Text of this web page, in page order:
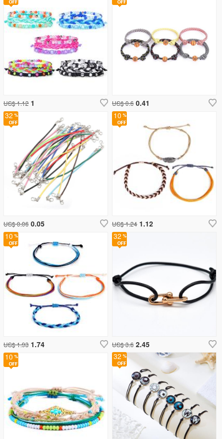
US$ 1.12 1
10
10
US$ 1.24 1.12
10
US$ 1.93 1.74
32
US$ 0.06 0.05
32
32
US$ 3.6 2.45
US$ 0.6 0.41